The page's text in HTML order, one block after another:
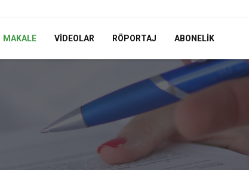
MAKALE VIDEOLAR RÖPORTAJ ABONELIK